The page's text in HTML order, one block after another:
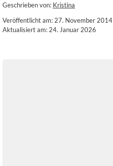
Geschrieben von: Kristina
Veröffentlicht am: 27. November 2014
Aktualisiert am: 24. Januar 2026